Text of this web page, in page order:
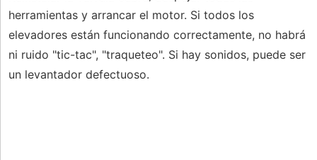
herramientas y arrancar el motor. Si todos los
elevadores están funcionando correctamente, no habrá
ni ruido "tic-tac", "traqueteo". Si hay sonidos, puede ser
un levantador defectuoso.